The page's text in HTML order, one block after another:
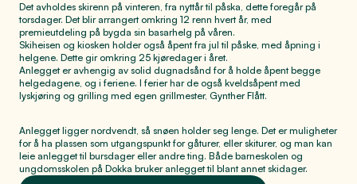
Det avholdes skirenn på vinteren, fra nyttår til påska, dette foregår på
torsdager. Det blir arrangert omkring 12 renn hvert år, med
premieutdeling på bygda sin basarhelg på våren.
Skiheisen og kiosken holder også åpent fra jul til påske, med åpning i
helgene. Dette gir omkring 25 kjøredager i året.
Anlegget er avhengig av solid dugnadsånd for å holde åpent begge
helgedagene, og i feriene. I ferier har de også kveldsåpent med
lyskjøring og grilling med egen grillmester, Gynther Flått.
Anlegget ligger nordvendt, så snøen holder seg lenge. Det er muligheter
for å ha plassen som utgangspunkt for gåturer, eller skiturer, og man kan
leie anlegget til bursdager eller andre ting. Både barneskolen og
ungdomsskolen på Dokka bruker anlegget til blant annet skidager.